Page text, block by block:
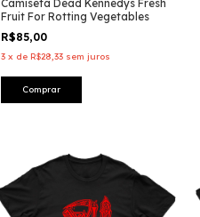
Camiseta Dead Kennedys Fresh
Fruit For Rotting Vegetables
R$85,00
3 x de R$28,33 sem juros
Comprar